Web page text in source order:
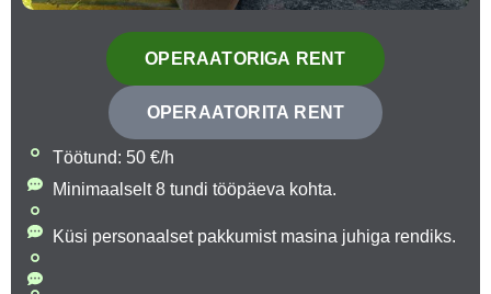
OPERAATORIGA RENT
OPERAATORITA RENT
Töötund: 50 €/h
Minimaalselt 8 tundi tööpäeva kohta.
Küsi personaalset pakkumist masina juhiga rendiks.